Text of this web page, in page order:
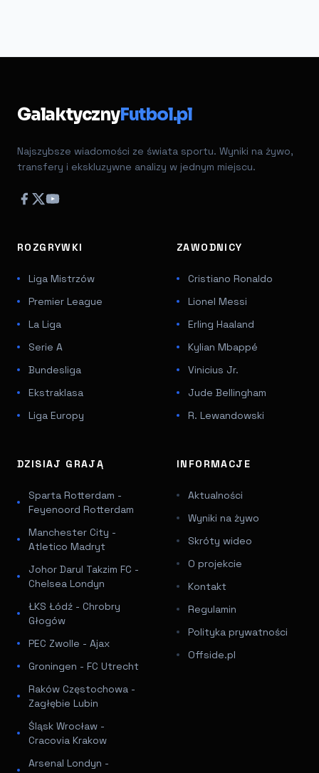
GalaktycznyFutbol.pl
Najszybsze wiadomości ze świata sportu. Wyniki na żywo,
transfery i ekskluzywne analizy w jednym miejscu.
ROZGRYWKI
Liga Mistrzów
Premier League
La Liga
Serie A
Bundesliga
Ekstraklasa
Liga Europy
ZAWODNICY
Cristiano Ronaldo
Lionel Messi
Erling Haaland
Kylian Mbappé
Vinicius Jr.
Jude Bellingham
R. Lewandowski
DZISIAJ GRAJĄ
Sparta Rotterdam -
Feyenoord Rotterdam
Manchester City -
Atletico Madryt
Johor Darul Takzim FC -
Chelsea Londyn
ŁKS Łódź - Chrobry
Głogów
PEC Zwolle - Ajax
Groningen - FC Utrecht
Raków Częstochowa -
Zagłębie Lubin
Śląsk Wrocław -
Cracovia Krakow
Arsenal Londyn -
INFORMACJE
Aktualności
Wyniki na żywo
Skróty wideo
O projekcie
Kontakt
Regulamin
Polityka prywatności
Offside.pl